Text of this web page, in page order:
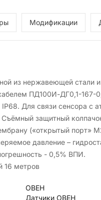
Модификации
из нержавеющей стали и
ПД100И-ДГ0,1-167-
Для связи сенсора с
Съёмный защитный
(«открытый порт»
давление –
- 0,5% ВПИ.
16 метров
ОВЕН
Датчики ОВЕН